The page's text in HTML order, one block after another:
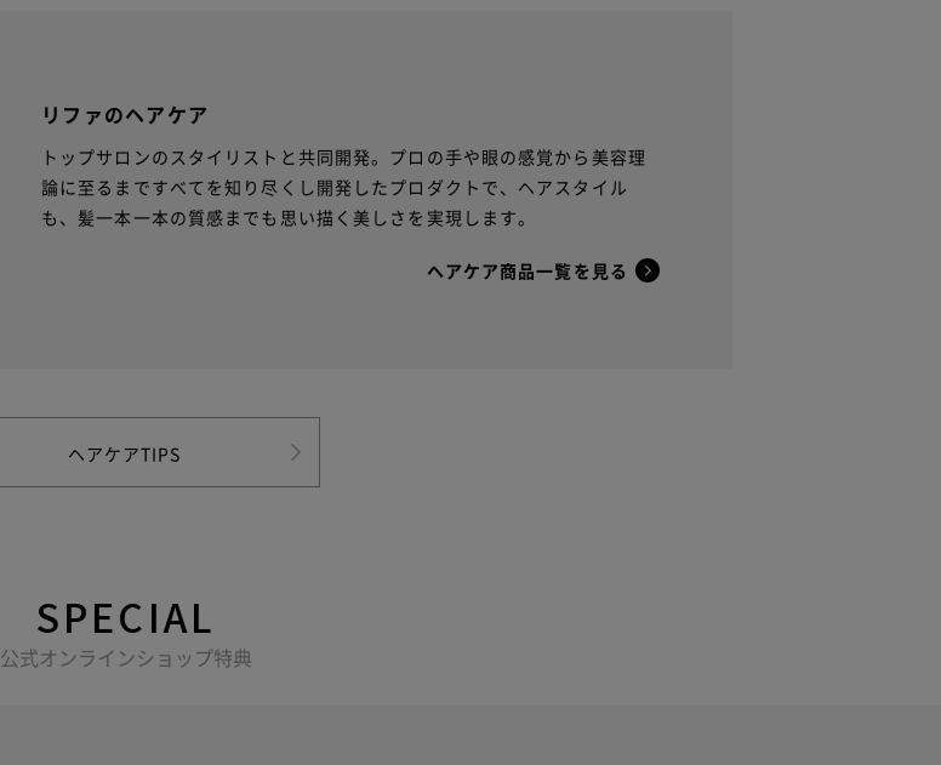
リファのヘアケア
トップサロンのスタイリストと共同開発。プロの手や眼の感覚から美容理
論に至るまですべてを知り尽くし開発したプロダクトで、ヘアスタイル
も、髪一本一本の質感までも思い描く美しさを実現します。
ヘアケア商品一覧を見る
ヘアケアTIPS
SPECIAL
公式オンラインショップ特典